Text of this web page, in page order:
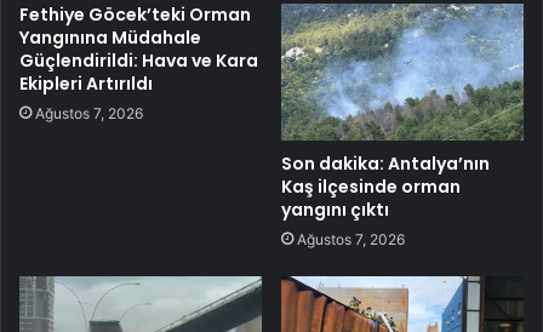
Fethiye Göcek’teki Orman
Yangınına Müdahale
Güçlendirildi: Hava ve Kara
Ekipleri Artırıldı
Ağustos 7, 2026
Son dakika: Antalya’nın
Kaş ilçesinde orman
yangını çıktı
Ağustos 7, 2026